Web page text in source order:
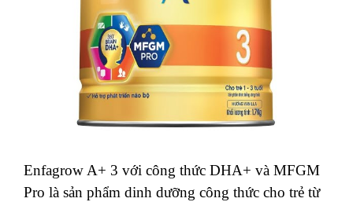
Enfagrow A+ 3 với công thức DHA+ và MFGM
Pro là sản phẩm dinh dưỡng công thức cho trẻ từ